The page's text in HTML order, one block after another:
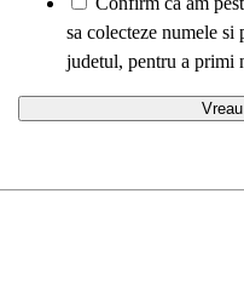
sa colecteze numele si
judetul, pentru a primi